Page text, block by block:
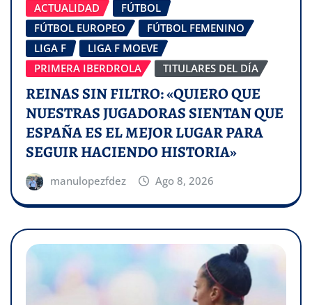
ACTUALIDAD
FÚTBOL
FÚTBOL EUROPEO
FÚTBOL FEMENINO
LIGA F
LIGA F MOEVE
PRIMERA IBERDROLA
TITULARES DEL DÍA
REINAS SIN FILTRO: «QUIERO QUE
NUESTRAS JUGADORAS SIENTAN QUE
ESPAÑA ES EL MEJOR LUGAR PARA
SEGUIR HACIENDO HISTORIA»
manulopezfdez Ago 8, 2026